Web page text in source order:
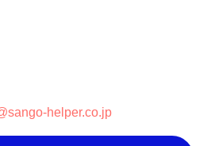
helper.co.jp